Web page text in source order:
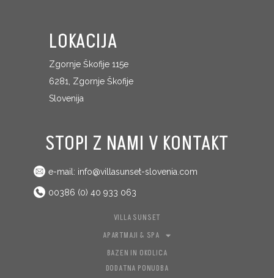
LOKACIJA
Zgornje Škofije 115e
6281, Zgornje Škofije
Slovenija
STOPI Z NAMI V KONTAKT
e-mail: info@villasunset-slovenia.com
00386 (0) 40 933 063
VILLA SUNSET
APARTMAJI & SPA
BAZEN IN OKOLICA
DODATNA PONUDBA